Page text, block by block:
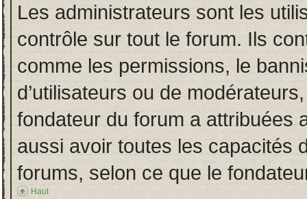
Les administrateurs sont les
contrôle sur tout le forum. Ils
comme les permissions, le
d’utilisateurs ou de
fondateur du forum a attribuées
aussi avoir toutes les capacités
forums, selon ce que le
Haut